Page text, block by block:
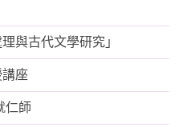
與古代文學研究」
座
仁師